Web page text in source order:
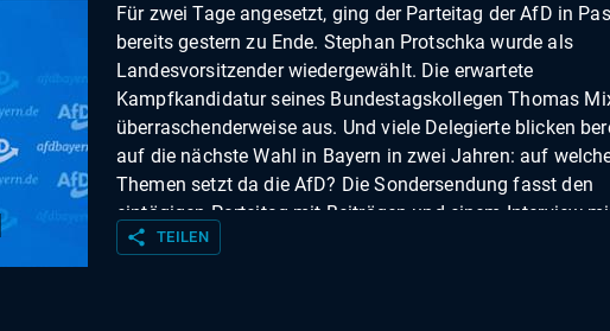
Für zwei Tage angesetzt, ging der Parteitag der AfD in
bereits gestern zu Ende. Stephan Protschka wurde als
Landesvorsitzender wiedergewählt. Die erwartete
Kampfkandidatur seines Bundestagskollegen Thomas
überraschenderweise aus. Und viele Delegierte blicken
auf die nächste Wahl in Bayern in zwei Jahren: auf
Themen setzt da die AfD? Die Sondersendung fasst den
eintägigen Parteitag mit Beiträgen und einem Interview
wiedergewählten Parteichef zusammen. Moderation:
share TEILEN